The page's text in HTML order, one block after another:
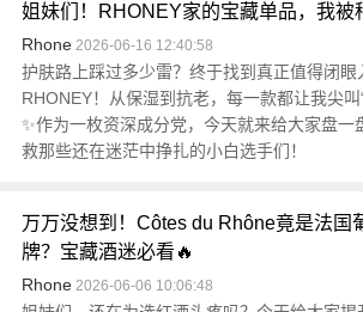
姐妹们！RHONEY家的宝藏单品，我被
Rhone2026-06-16 12:40:58
护肤路上踩过多少雷？终于找到真正值得闭
RHONEY！从保湿到抗老，每一款都让我尖
✨作为一枚资深成分党，今天就来给大家盘一
救那些还在迷茫中挣扎的小白选手们！
万万没想到！Côtes du Rhône竟是法国
牌？宝藏酒迷必看🔥
Rhone2026-06-06 10:06:48